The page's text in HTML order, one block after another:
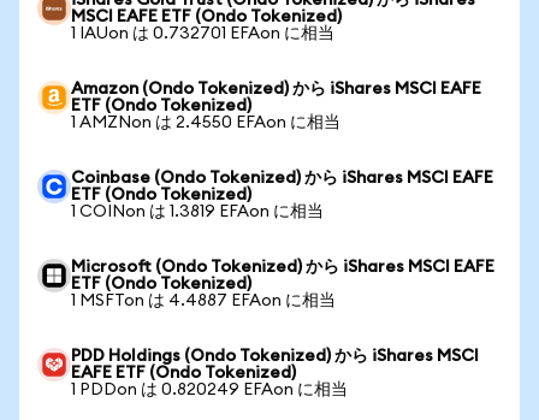
MSCI EAFE ETF (Ondo Tokenized)
1 IAUon は 0.732701 EFAon に相当
Amazon (Ondo Tokenized) から iShares MSCI EAFE
ETF (Ondo Tokenized)
1 AMZNon は 2.4550 EFAon に相当
Coinbase (Ondo Tokenized) から iShares MSCI EAFE
ETF (Ondo Tokenized)
1 COINon は 1.3819 EFAon に相当
Microsoft (Ondo Tokenized) から iShares MSCI EAFE
ETF (Ondo Tokenized)
1 MSFTon は 4.4887 EFAon に相当
PDD Holdings (Ondo Tokenized) から iShares MSCI
EAFE ETF (Ondo Tokenized)
1 PDDon は 0.820249 EFAon に相当